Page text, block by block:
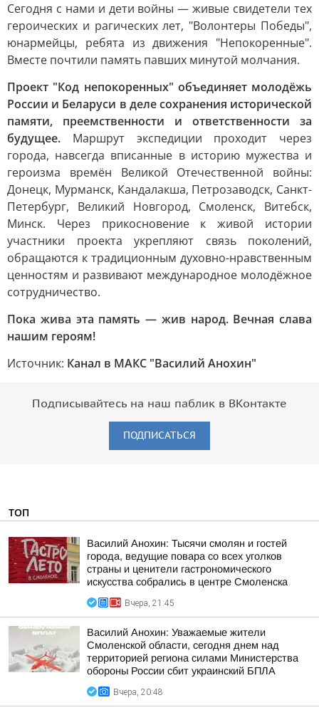
Сегодня с нами и дети войны — живые свидетели тех
героических и рагических лет, "Волонтеры Победы",
юнармейцы, ребята из движения "Непокоренные".
Вместе почтили память павших минутой молчания.
Проект "Код непокоренных" объединяет молодёжь
России и Беларуси в деле сохранения исторической
памяти, преемственности и ответственности за
будущее. Маршрут экспедиции проходит через
города, навсегда вписанные в историю мужества и
героизма времён Великой Отечественной войны:
Донецк, Мурманск, Кандалакша, Петрозаводск, Санкт-
Петербург, Великий Новгород, Смоленск, Витебск,
Минск. Через прикосновение к живой истории
участники проекта укрепляют связь поколений,
обращаются к традиционным духовно-нравственным
ценностям и развивают международное молодёжное
сотрудничество.
Пока жива эта память — жив народ. Вечная слава
нашим героям!
Источник: Канал в МАКС "Василий Анохин"
Подписывайтесь на наш паблик в ВКонтакте
ПОДПИСАТЬСЯ
ТОП
Василий Анохин: Тысячи смолян и гостей
города, ведущие повара со всех уголков
страны и ценители гастрономического
искусства собрались в центре Смоленска
Вчера, 21:45
Василий Анохин: Уважаемые жители
Смоленской области, сегодня днем над
территорией региона силами Министерства
обороны России сбит украинский БПЛА
Вчера, 20:48